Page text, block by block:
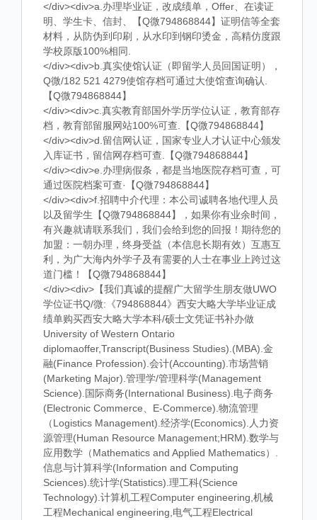
</div><div>a.办理毕业证，改成绩单，Offer、在读证
明、学生卡、信封、【Q微794868844】证明信等全套
材料，从防伪到印刷，从水印到钢印烫金，高精仿度跟
学校原版100%相同.
</div><div>b.真实使馆认证（即留学人员回国证明），
Q微/182 521 4279使馆存档可通过大使馆查询确认.
【Q微794868844】
</div><div>c.真实教育部国外学历学位认证，教育部存
档，教育部留服网站100%可查.【Q微794868844】
</div><div>d.留信网认证，国家专业人才认证中心颁发
入库证书，留信网存档可查.【Q微794868844】
</div><div>e.办理病假条，都是当地医院存档可查，可
通过医院档案可查·【Q微794868844】
</div><div>f.招聘中介代理：本公司诚聘各地代理人员
以及留学生【Q微794868844】，如果你有业余时间，
有兴趣就请联系我们，我们会给到您的回报！期待您的
加盟：一朝办理，终身受益（本信息长期有效）互惠互
利，为广大海内外学子及有需要的人士在事业上跨过这
道门槛！【Q微794868844】
</div><div>【我们真诚的提醒广大留学生朋友做UWO
学位证书Q/微:《794868844》西安大略大学毕业证成
绩单购买西安大略大学本科/硕士文凭证书补办做
University of Western Ontario
diplomaoffer,Transcript(Business Studies).(MBA).金
融(Finance Profession).会计(Accounting).市场营销
(Marketing Major).管理学/管理科学(Management
Science).国际商务(International Business).电子商务
(Electronic Commerce、E-Commerce).物流管理
（Logistics Management).经济学(Economics).人力资
源管理(Human Resource Management;HRM).数学与
应用数学（Mathematics and Applied Mathematics）.
信息与计算科学(Information and Computing
Sciences).统计学(Statistics).理工科(Science
Technology).计算机工程Computer engineering,机械
工程Mechanical engineering,电气工程Electrical